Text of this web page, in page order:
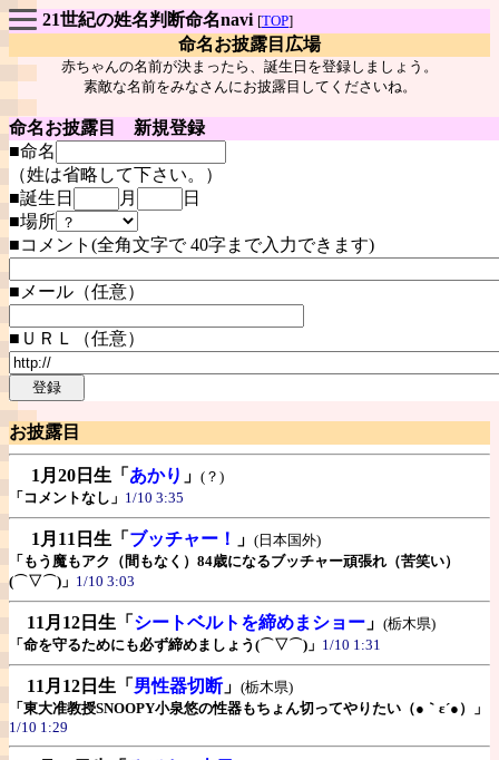
21世紀の姓名判断命名navi [TOP]
命名お披露目広場
赤ちゃんの名前が決まったら、誕生日を登録しましょう。
素敵な名前をみなさんにお披露目してくださいね。
命名お披露目 新規登録
■命名
（姓は省略して下さい。）
■誕生日
月
日
■場所
■コメント(全角文字で 40字まで入力できます)
■メール（任意）
■ＵＲＬ（任意）
お披露目
1月20日生 「 あかり 」 (？)
「コメントなし」 1/10 3:35
1月11日生 「 ブッチャー！ 」 (日本国外)
「もう魔もアク（間もなく）84歳になるブッチャー頑張れ（苦笑い）
(⌒▽⌒)」 1/10 3:03
11月12日生 「 シートベルトを締めまショー 」 (栃木県)
「命を守るためにも必ず締めましょう(⌒▽⌒)」 1/10 1:31
11月12日生 「 男性器切断」 (栃木県)
「東大准教授SNOOPY小泉悠の性器もちょん切ってやりたい（●｀ε´●）」
1/10 1:29